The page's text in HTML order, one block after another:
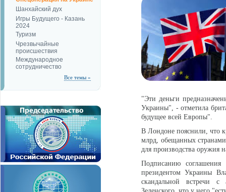
Шанхайский дух
Игры Будущего - Казань
2024
Туризм
Чрезвычайные
происшествия
Международное
сотрудничество
Все темы »
"Эти деньги
Украины", - отметила
будущее всей Европы".
В Лондоне пояснили, что
млрд, обещанных
для производства оружия
Подписанию соглашения
президентом Украины
скандальной встречи